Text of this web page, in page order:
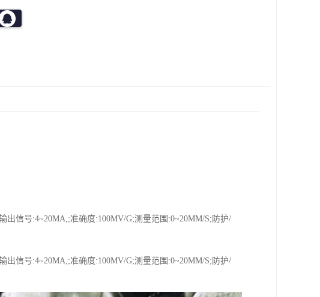
信号:4~20MA,;准确度:100MV/G;测量范围:0~20MM/S;防护/
信号:4~20MA,;准确度:100MV/G;测量范围:0~20MM/S;防护/